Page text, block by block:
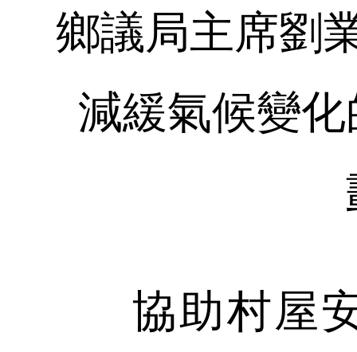
鄉議局主席劉
減緩氣候變
協助村屋安